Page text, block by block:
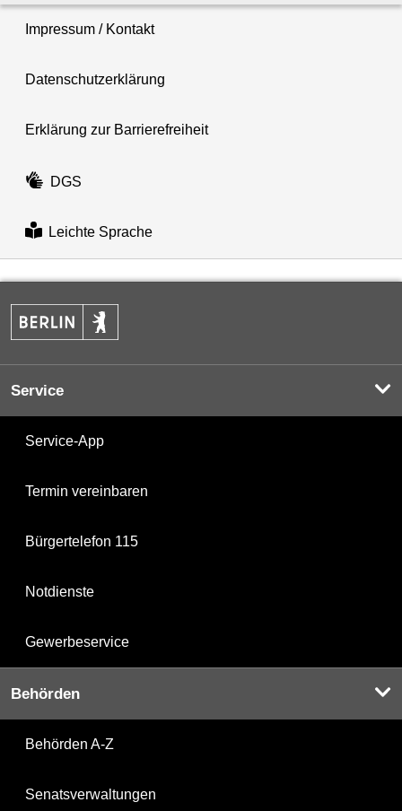
Impressum / Kontakt
Datenschutzerklärung
Erklärung zur Barrierefreiheit
DGS
Leichte Sprache
Service
Service-App
Termin vereinbaren
Bürgertelefon 115
Notdienste
Gewerbeservice
Behörden
Behörden A-Z
Senatsverwaltungen